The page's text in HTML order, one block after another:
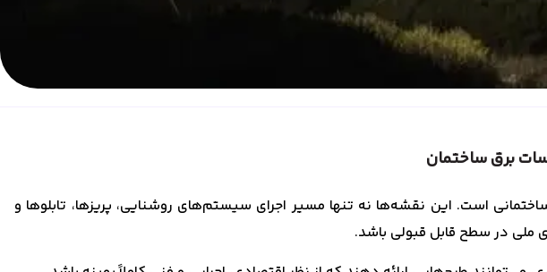
پروژه‌های ساختمانی است. این نقشه‌ها نه تنها مسیر اجرای سیستم‌های روشنایی، پریزها، تابلوها و
ملی در سطح قابل قبولی باشد.